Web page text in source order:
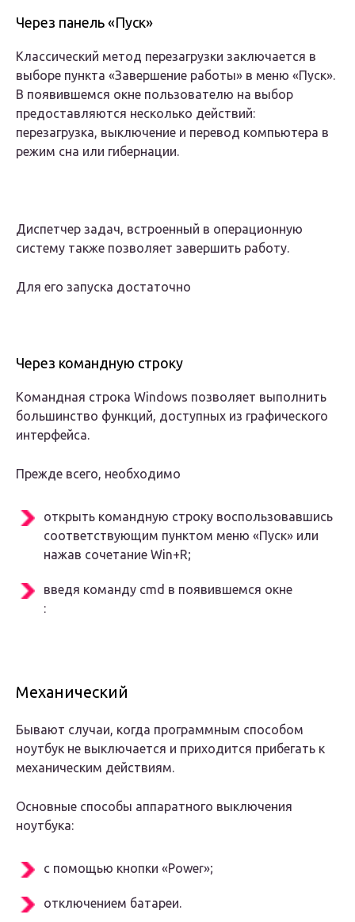
Через панель «Пуск»
Классический метод перезагрузки заключается в
выборе пункта «Завершение работы» в меню «Пуск».
В появившемся окне пользователю на выбор
предоставляются несколько действий:
перезагрузка, выключение и перевод компьютера в
режим сна или гибернации.
Диспетчер задач, встроенный в операционную
систему также позволяет завершить работу.
Для его запуска достаточно
Через командную строку
Командная строка Windows позволяет выполнить
большинство функций, доступных из графического
интерфейса.
Прежде всего, необходимо
открыть командную строку воспользовавшись
соответствующим пунктом меню «Пуск» или
нажав сочетание Win+R;
введя команду cmd в появившемся окне
:
Механический
Бывают случаи, когда программным способом
ноутбук не выключается и приходится прибегать к
механическим действиям.
Основные способы аппаратного выключения
ноутбука:
с помощью кнопки «Power»;
отключением батареи.